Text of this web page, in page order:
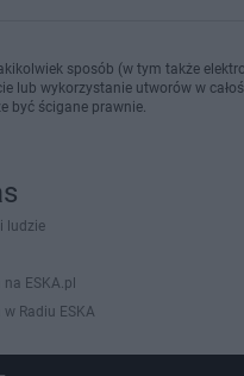
sposób (w tym także
wykorzystanie utworów w
być ścigane prawnie.
ludzie
na ESKA.pl
w Radiu ESKA